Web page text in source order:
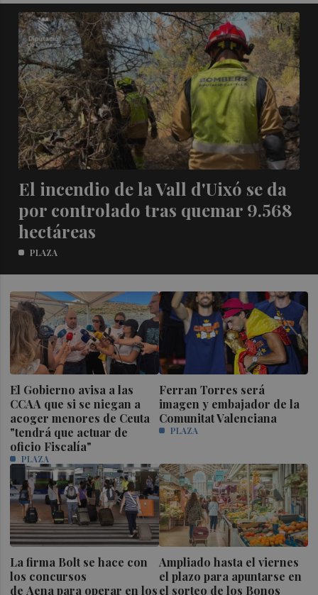
El incendio de la Vall d'Uixó se da
por controlado tras quemar 9.568
hectáreas
PLAZA
El Gobierno avisa a las
CCAA que si se niegan a
acoger menores de Ceuta
"tendrá que actuar de
oficio Fiscalía"
PLAZA
Ferran Torres será
imagen y embajador de la
Comunitat Valenciana
PLAZA
La firma Bolt se hace con
los concursos
de Aena para operar en los
Ampliado hasta el viernes
el plazo para apuntarse en
el sorteo de los Bonos